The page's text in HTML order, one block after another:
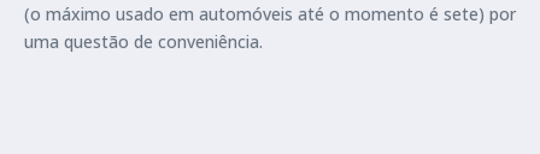
(o máximo usado em automóveis até o momento é sete) por
uma questão de conveniência.